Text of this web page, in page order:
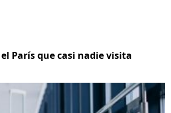
París que casi nadie visita